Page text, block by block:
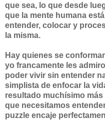
que sea, lo que desde
que la mente humana
entender, colocar y
la misma.
Hay quienes se
yo francamente les
poder vivir sin entender
simplista de enfocar la
resultado muchísimo
que necesitamos
puzzle encaje